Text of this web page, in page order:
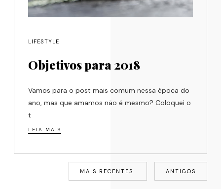
LIFESTYLE
Objetivos para 2018
Vamos para o post mais comum nessa época do
ano, mas que amamos não é mesmo? Coloquei o
t
LEIA MAIS
MAIS RECENTES ANTIGOS